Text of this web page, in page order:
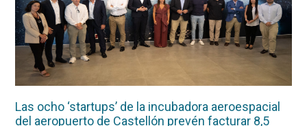
Las ocho ‘startups’ de la incubadora aeroespacial
del aeropuerto de Castellón prevén facturar 8,5